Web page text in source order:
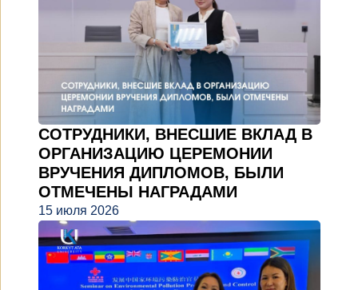
СОТРУДНИКИ, ВНЕСШИЕ ВКЛАД В
ОРГАНИЗАЦИЮ ЦЕРЕМОНИИ
ВРУЧЕНИЯ ДИПЛОМОВ, БЫЛИ
ОТМЕЧЕНЫ НАГРАДАМИ
15 июля 2026